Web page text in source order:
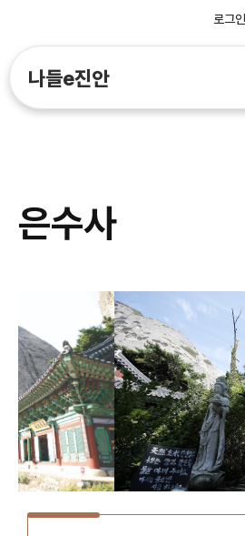
로그인
나들e진안
은수사